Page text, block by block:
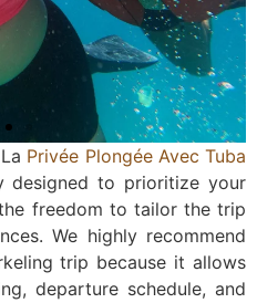
Privée Plongée Avec Tuba
designed to prioritize your
freedom to tailor the trip
We highly recommend
trip because it allows
departure schedule, and